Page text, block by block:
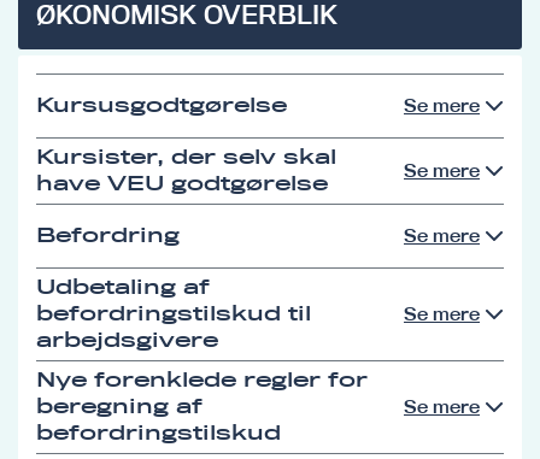
ØKONOMISK OVERBLIK
Kursusgodtgørelse Se mere
Kursister, der selv skal
have VEU godtgørelse
Se mere
Befordring Se mere
Udbetaling af
befordringstilskud til
arbejdsgivere
Se mere
Nye forenklede regler for
beregning af
befordringstilskud
Se mere